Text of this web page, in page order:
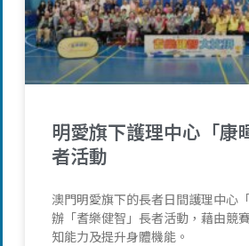
明愛旗下護理中心「康
者活動
澳門明愛旗下的長者日間護理中心
辦「耆樂健智」長者活動，藉由競
知能力及提升身體機能。